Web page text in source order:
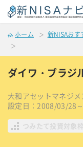
ホーム 新NISAおす
ダイワ・ブラジ
大和アセットマネジ
設定日：2008/03/28～
つみたて投資対象枠